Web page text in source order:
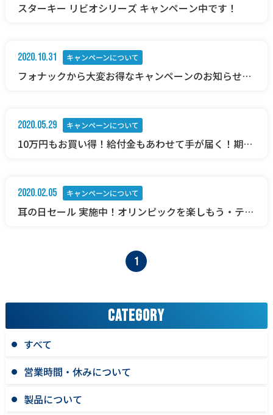
スターキー リビオシリーズ キャンペーン中です！
2020.10.31 キャンペーンについて
フォナックから大変お得なキャンペーンのお知らせ！
2020.05.29 キャンペーンについて
10万円もお買い得！給付金もあわせて手が届く！期間
2020.02.05 キャンペーンについて
耳の日セール 実施中！オリンピックを楽しもう・テレ
1
CATEGORY
すべて
営業時間・休みについて
製品について